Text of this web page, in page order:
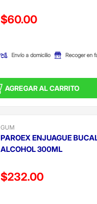
Precio reducido de
$60.00
Envío a domicilio Recoger en
AGREGAR AL CARRITO
GUM
PAROEX ENJUAGUE
ALCOHOL 300ML
Precio reducido de
$232.00